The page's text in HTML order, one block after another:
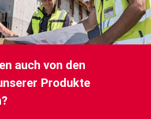
auch von den
Produkte